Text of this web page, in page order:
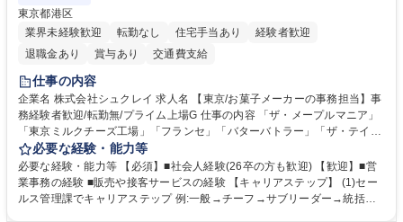
東京都港区
業界未経験歓迎
転勤なし 住宅手当あり
経験者歓迎
退職金あり
賞与あり 交通費支給
仕事の内容
企業名 株式会社シュクレイ 求人名 【東京/お菓子メーカーの事務担当】事
務経験者歓迎/転勤無/プライム上場G 仕事の内容 「ザ・メープルマニア」
「東京ミルクチーズ工場」「フランセ」「バターバトラー」「ザ・テイラ
ー」「DROOLY」等のブランドを多数展開する当社にて、オリジナル菓子
ブランド商品の事務業務をお任せいたします。 【具体的な業務内容】 ■店
舗からの発注受付/PC入力業務 ■受電対応(社内/社外) ■商品のマスター登
録 ■日々の売上抽出・報告 ■提携企業への書類送付業務 ■契約書管理業務
必要な経験・能力等
必要な経験・能力等 【必須】■社会人経験(26卒の方も歓迎) 【歓迎】■営
業事務の経験 ■販売や接客サービスの経験 【キャリアステップ】 (1)セー
ルス管理課でキャリアステップ 例:一般→チーフ→サブリーダー→統括リ